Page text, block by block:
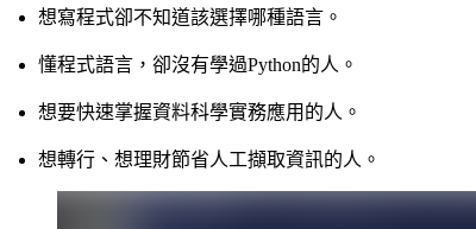
想寫程式卻不知道該選擇哪種語言。
懂程式語言，卻沒有學過Python的人。
想要快速掌握資料科學實務應用的人。
想轉行、想理財節省人工擷取資訊的人。